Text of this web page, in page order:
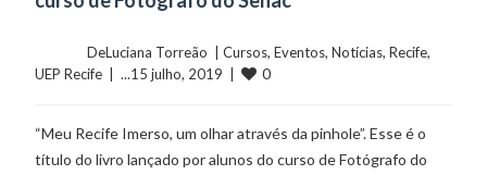
	    	DeLuciana Torreão  |
Cursos, Eventos, Notícias, Recife
UEP Recife
  |  ...15 julho, 2019  |
0
“Meu Recife Imerso, um olhar através da pinhole”. Esse é o
título do livro lançado por alunos do curso de Fotógrafo do